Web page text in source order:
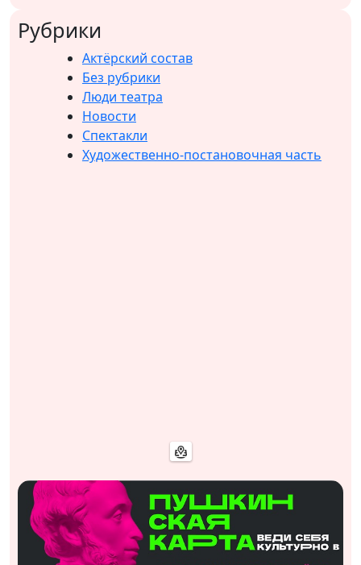
Рубрики
Актёрский состав
Без рубрики
Люди театра
Новости
Спектакли
Художественно-постановочная часть